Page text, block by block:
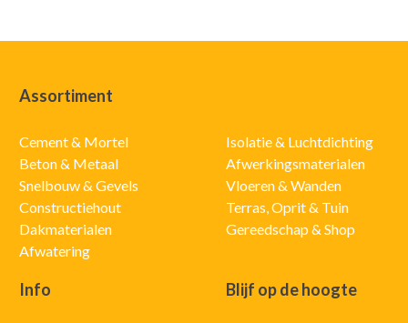
Assortiment
Cement & Mortel
Beton & Metaal
Snelbouw & Gevels
Constructiehout
Dakmaterialen
Afwatering
Isolatie & Luchtdichting
Afwerkingsmaterialen
Vloeren & Wanden
Terras, Oprit & Tuin
Gereedschap & Shop
Info Blijf op de hoogte